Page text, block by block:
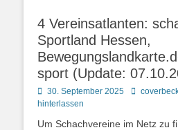
4 Vereinsatlanten:
Sportland Hessen,
sport (Update:
Posted
on
30. September 2025 Autor
hinterlassen
Um Schachvereine im Netz zu